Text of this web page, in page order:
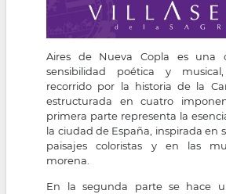
Aires de Nueva Copla es una
sensibilidad poética y
recorrido por la historia de la
estructurada en cuatro
primera parte representa la
la ciudad de España, inspirada en
paisajes coloristas y en las
morena.
En la segunda parte se hace